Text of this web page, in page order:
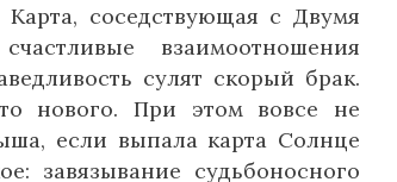
соседствующая с Двумя
взаимоотношения
сулят скорый брак.
нового. При этом вовсе не
если выпала карта Солнце
завязывание судьбоносного